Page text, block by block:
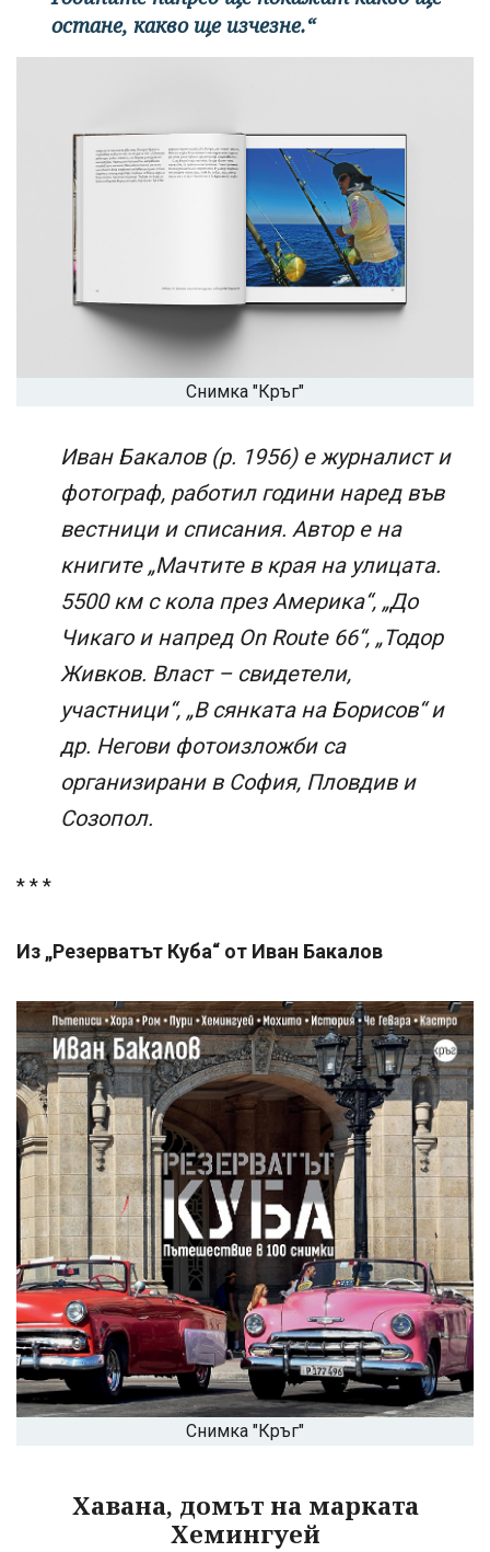
остане, какво ще изчезне.“
Снимка "Кръг"
Иван Бакалов (р. 1956) е журналист и
фотограф, работил години наред във
вестници и списания. Автор е на
книгите „Мачтите в края на улицата.
5500 км с кола през Америка“, „До
Чикаго и напред On Route 66“, „Тодор
Живков. Власт – свидетели,
участници“, „В сянката на Борисов“ и
др. Негови фотоизложби са
организирани в София, Пловдив и
Созопол.
* * *
Из „Резерватът Куба“ от Иван Бакалов
Снимка "Кръг"
Хавана, домът на марката
Хемингуей